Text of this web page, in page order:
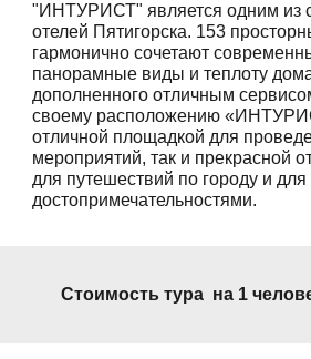
"ИНТУРИСТ" является одним из
отелей Пятигорска. 153
гармонично сочетают
панорамные виды и теплоту
дополненного отличным
своему расположению
отличной площадкой для
мероприятий, так и прекрасной
для путешествий по городу и для
достопримечательностями.
Стоимость тура на 1